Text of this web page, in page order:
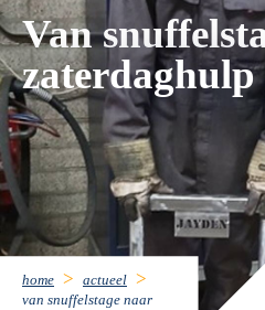
Van
zaterdaghulp
home
actueel
van snuffelstage naar